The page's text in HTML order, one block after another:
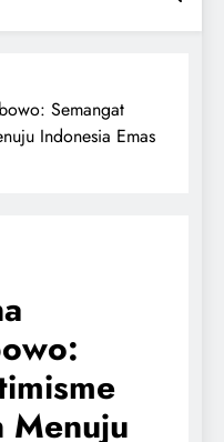
Semangat
Indonesia Emas
Menuju